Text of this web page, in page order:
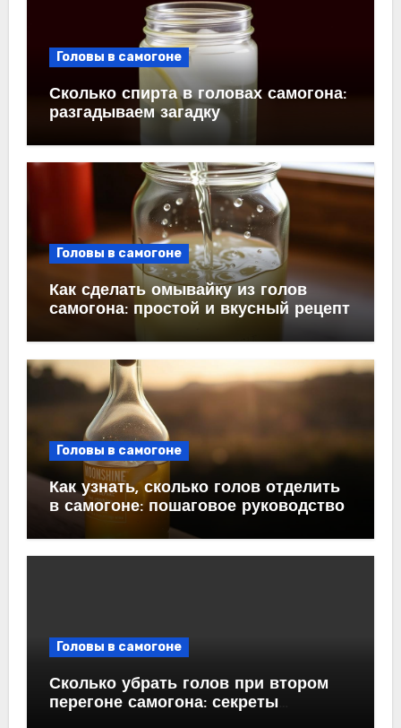
Головы в самогоне
Сколько спирта в головах самогона:
разгадываем загадку
Головы в самогоне
Как сделать омывайку из голов
самогона: простой и вкусный рецепт
Головы в самогоне
Как узнать, сколько голов отделить
в самогоне: пошаговое руководство
Головы в самогоне
Сколько убрать голов при втором
перегоне самогона: секреты